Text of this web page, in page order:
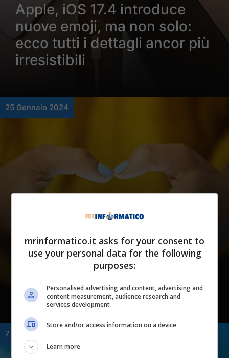
Apple, iOS 17.4 introduce
nuove emoji, ma non solo:
ecco tutti i dettagli ancor più
irresistibili
25 Gennaio 2024
Samsung Galaxy S24,
funzione clamorosa su
WhatsApp: arriva una vera
notizia bomba
7 Gennaio 2024
mrinformatico.it asks for your consent to
use your personal data for the following
purposes:
Personalised advertising and content, advertising and
content measurement, audience research and
services development
Store and/or access information on a device
Learn more